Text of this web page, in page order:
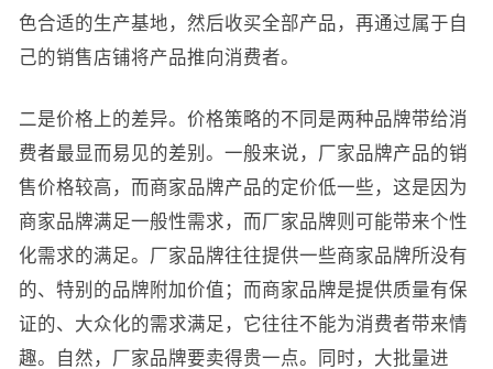
色合适的生产基地，然后收买全部产品，再通过属于自
己的销售店铺将产品推向消费者。
二是价格上的差异。价格策略的不同是两种品牌带给消
费者最显而易见的差别。一般来说，厂家品牌产品的销
售价格较高，而商家品牌产品的定价低一些，这是因为
商家品牌满足一般性需求，而厂家品牌则可能带来个性
化需求的满足。厂家品牌往往提供一些商家品牌所没有
的、特别的品牌附加价值；而商家品牌是提供质量有保
证的、大众化的需求满足，它往往不能为消费者带来情
趣。自然，厂家品牌要卖得贵一点。同时，大批量进